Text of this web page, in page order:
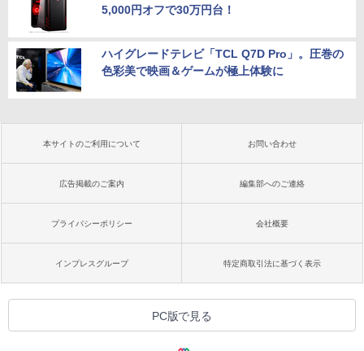
5,000円オフで30万円台！
ハイグレードテレビ「TCL Q7D Pro」。圧巻の
色彩美で映画＆ゲームが極上体験に
本サイトのご利用について お問い合わせ
広告掲載のご案内 編集部へのご連絡
プライバシーポリシー 会社概要
インプレスグループ 特定商取引法に基づく表示
PC版で見る